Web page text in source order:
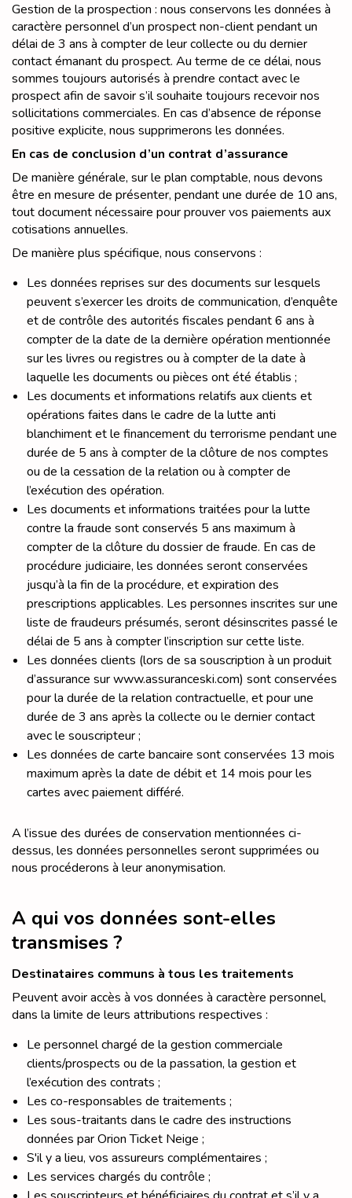
Gestion de la prospection : nous conservons les données à
caractère personnel d’un prospect non-client pendant un
délai de 3 ans à compter de leur collecte ou du dernier
contact émanant du prospect. Au terme de ce délai, nous
sommes toujours autorisés à prendre contact avec le
prospect afin de savoir s’il souhaite toujours recevoir nos
sollicitations commerciales. En cas d’absence de réponse
positive explicite, nous supprimerons les données.
En cas de conclusion d’un contrat d’assurance
De manière générale, sur le plan comptable, nous devons
être en mesure de présenter, pendant une durée de 10 ans,
tout document nécessaire pour prouver vos paiements aux
cotisations annuelles.
De manière plus spécifique, nous conservons :
Les données reprises sur des documents sur lesquels
peuvent s’exercer les droits de communication, d’enquête
et de contrôle des autorités fiscales pendant 6 ans à
compter de la date de la dernière opération mentionnée
sur les livres ou registres ou à compter de la date à
laquelle les documents ou pièces ont été établis ;
Les documents et informations relatifs aux clients et
opérations faites dans le cadre de la lutte anti
blanchiment et le financement du terrorisme pendant une
durée de 5 ans à compter de la clôture de nos comptes
ou de la cessation de la relation ou à compter de
l’exécution des opération.
Les documents et informations traitées pour la lutte
contre la fraude sont conservés 5 ans maximum à
compter de la clôture du dossier de fraude. En cas de
procédure judiciaire, les données seront conservées
jusqu’à la fin de la procédure, et expiration des
prescriptions applicables. Les personnes inscrites sur une
liste de fraudeurs présumés, seront désinscrites passé le
délai de 5 ans à compter l’inscription sur cette liste.
Les données clients (lors de sa souscription à un produit
d’assurance sur www.assuranceski.com) sont conservées
pour la durée de la relation contractuelle, et pour une
durée de 3 ans après la collecte ou le dernier contact
avec le souscripteur ;
Les données de carte bancaire sont conservées 13 mois
maximum après la date de débit et 14 mois pour les
cartes avec paiement différé.
A l’issue des durées de conservation mentionnées ci-
dessus, les données personnelles seront supprimées ou
nous procéderons à leur anonymisation.
A qui vos données sont-elles
transmises ?
Destinataires communs à tous les traitements
Peuvent avoir accès à vos données à caractère personnel,
dans la limite de leurs attributions respectives :
Le personnel chargé de la gestion commerciale
clients/prospects ou de la passation, la gestion et
l’exécution des contrats ;
Les co-responsables de traitements ;
Les sous-traitants dans le cadre des instructions
données par Orion Ticket Neige ;
S'il y a lieu, vos assureurs complémentaires ;
Les services chargés du contrôle ;